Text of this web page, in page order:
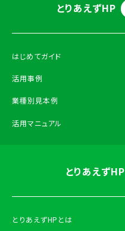
とりあえずHP
とりあえずHPとは
とりあえずHP
はじめてガイド
活用事例
業種別見本例
活用マニュアル